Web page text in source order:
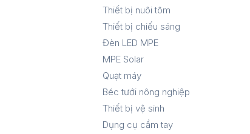
Thiết bị nuôi tôm
Thiết bị chiếu sáng
Đèn LED MPE
MPE Solar
Quạt máy
Béc tưới nông nghiệp
Thiết bị vệ sinh
Dụng cụ cầm tay